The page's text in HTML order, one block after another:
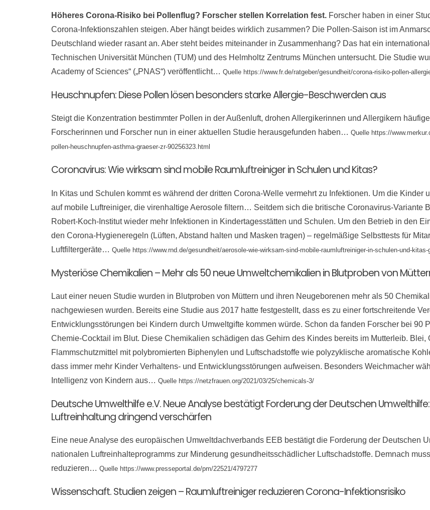
Höheres Corona-Risiko bei Pollenflug? Forscher stellen Korrelation fest. Forscher haben in einer
Corona-Infektionszahlen steigen. Aber hängt beides wirklich zusammen? Die Pollen-Saison ist im
Deutschland wieder rasant an. Aber steht beides miteinander in Zusammenhang? Das hat ein
Technischen Universität München (TUM) und des Helmholtz Zentrums München untersucht. Die Studie
Academy of Sciences“ („PNAS“) veröffentlicht… Quelle https://www.fr.de/ratgeber/gesundheit/corona-risiko-pollen-
Heuschnupfen: Diese Pollen lösen besonders starke Allergie-Beschwerden aus
Steigt die Konzentration bestimmter Pollen in der Außenluft, drohen Allergikerinnen und Allergikern
Forscherinnen und Forscher nun in einer aktuellen Studie herausgefunden haben… Quelle https://
pollen-heuschnupfen-asthma-graeser-zr-90256323.html
Coronavirus: Wie wirksam sind mobile Raumluftreiniger in Schulen und Kitas?
In Kitas und Schulen kommt es während der dritten Corona-Welle vermehrt zu Infektionen. Um die
auf mobile Luftreiniger, die virenhaltige Aerosole filtern… Seitdem sich die britische Coronavirus-Variante
Robert-Koch-Institut wieder mehr Infektionen in Kindertagesstätten und Schulen. Um den Betrieb in den
den Corona-Hygieneregeln (Lüften, Abstand halten und Masken tragen) – regelmäßige Selbsttests für
Luftfiltergeräte… Quelle https://www.rnd.de/gesundheit/aerosole-wie-wirksam-sind-mobile-raumluftreiniger-in-schulen-und-
Mysteriöse Chemikalien – Mehr als 50 neue Umweltchemikalien in Blutproben von
Laut einer neuen Studie wurden in Blutproben von Müttern und ihren Neugeborenen mehr als 50
nachgewiesen wurden. Bereits eine Studie aus 2017 hatte festgestellt, dass es zu einer fortschreitende
Entwicklungsstörungen bei Kindern durch Umweltgifte kommen würde. Schon da fanden Forscher bei 90
Chemie-Cocktail im Blut. Diese Chemikalien schädigen das Gehirn des Kindes bereits im Mutterleib. Blei,
Flammschutzmittel mit polybromierten Biphenylen und Luftschadstoffe wie polyzyklische aromatische
dass immer mehr Kinder Verhaltens- und Entwicklungsstörungen aufweisen. Besonders Weichmacher
Intelligenz von Kindern aus… Quelle https://netzfrauen.org/2021/03/25/chemicals-3/
Deutsche Umwelthilfe e.V. Neue Analyse bestätigt Forderung der Deutschen
Luftreinhaltung dringend verschärfen
Eine neue Analyse des europäischen Umweltdachverbands EEB bestätigt die Forderung der Deutschen
nationalen Luftreinhalteprogramms zur Minderung gesundheitsschädlicher Luftschadstoffe. Demnach
reduzieren… Quelle https://www.presseportal.de/pm/22521/4797277
Wissenschaft. Studien zeigen – Raumluftreiniger reduzieren Corona-Infektionsrisiko